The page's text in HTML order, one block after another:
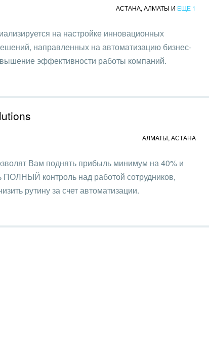
Связь и телекоммуникации
Финансы, бухгалтерия, банки
Химия и нефтехимия
Ювелирное дело
АСТАНА, АЛМАТЫ И ЕЩЕ 1
на настройке инновационных
направленных на автоматизацию бизнес-
эффективности работы компаний.
АЛМАТЫ, АСТАНА
Вам поднять прибыль минимум на 40% и
ПОЛНЫЙ контроль над работой сотрудников,
рутину за счет автоматизации.